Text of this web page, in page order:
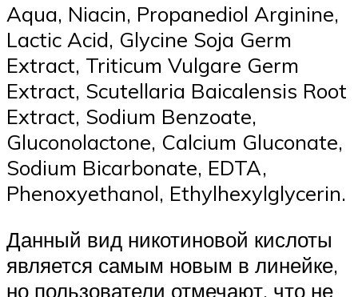
Aqua, Niacin, Propanediol Arginine,
Lactic Acid, Glycine Soja Germ
Extract, Triticum Vulgare Germ
Extract, Scutellaria Baicalensis Root
Extract, Sodium Benzoate,
Gluconolactone, Calcium Gluconate,
Sodium Bicarbonate, EDTA,
Phenoxyethanol, Ethylhexylglycerin.
Данный вид никотиновой кислоты
является самым новым в линейке,
но пользователи отмечают, что не